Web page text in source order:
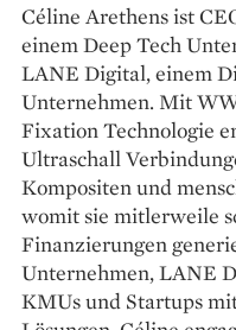
Céline Arethens ist
einem Deep Tech
LANE Digital, einem
Unternehmen. Mit
Fixation Technologie
Ultraschall
Kompositen und
womit sie mitlerweile
Finanzierungen
Unternehmen, LANE
KMUs und Startups